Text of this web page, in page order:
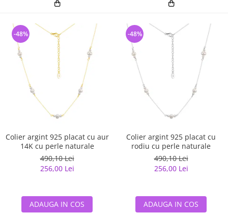
Colier argint 925 placat cu aur
14K cu perle naturale
490,10 Lei
256,00 Lei
-48%
ADAUGA IN COS
Colier argint 925 placat cu
rodiu cu perle naturale
490,10 Lei
256,00 Lei
-48%
ADAUGA IN COS